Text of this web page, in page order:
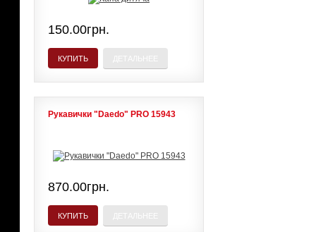
150.00грн.
КУПИТЬ
Рукавички "Daedo" PRO 15943
870.00грн.
КУПИТЬ